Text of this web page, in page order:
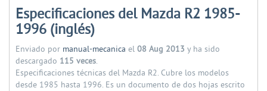
Especificaciones del Mazda R2 1985-
1996 (inglés)
Enviado por manual-mecanica el 08 Aug 2013 y ha sido
descargado 115 veces.
Especificaciones técnicas del Mazda R2. Cubre los modelos
desde 1985 hasta 1996. Es un documento de dos hojas escrito